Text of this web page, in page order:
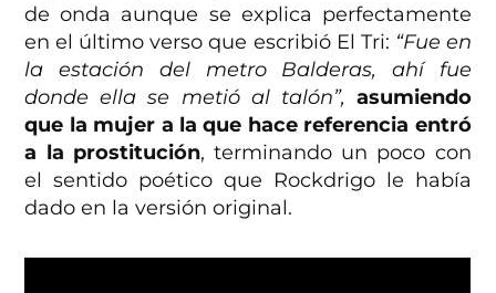
de onda aunque se explica perfectamente
en el último verso que escribió El Tri: “Fue en
la estación del metro Balderas, ahí fue
donde ella se metió al talón”, asumiendo
que la mujer a la que hace referencia entró
a la prostitución, terminando un poco con
el sentido poético que Rockdrigo le había
dado en la versión original.